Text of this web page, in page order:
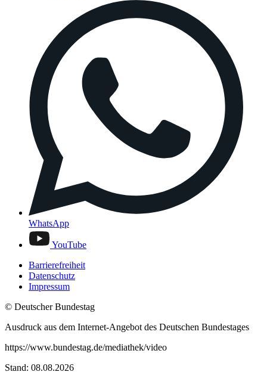
WhatsApp
YouTube
Barrierefreiheit
Datenschutz
Impressum
© Deutscher Bundestag
Ausdruck aus dem Internet-Angebot des Deutschen Bundestages
https://www.bundestag.de/mediathek/video
Stand: 08.08.2026